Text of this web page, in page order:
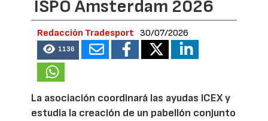
ISPO Amsterdam 2026
Redacción Tradesport 30/07/2026
1136
La asociación coordinará las ayudas ICEX y
estudia la creación de un pabellón conjunto